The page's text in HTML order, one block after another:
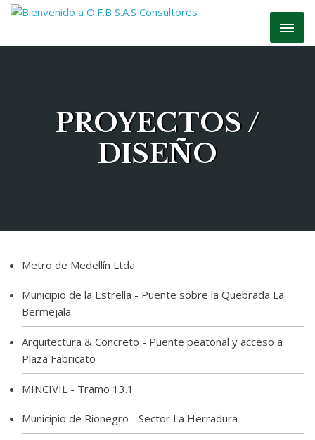
PROYECTOS /
DISEÑO
Metro de Medellín Ltda.
Municipio de la Estrella - Puente sobre la Quebrada La
Bermejala
Arquitectura & Concreto - Puente peatonal y acceso a
Plaza Fabricato
MINCIVIL - Tramo 13.1
Municipio de Rionegro - Sector La Herradura